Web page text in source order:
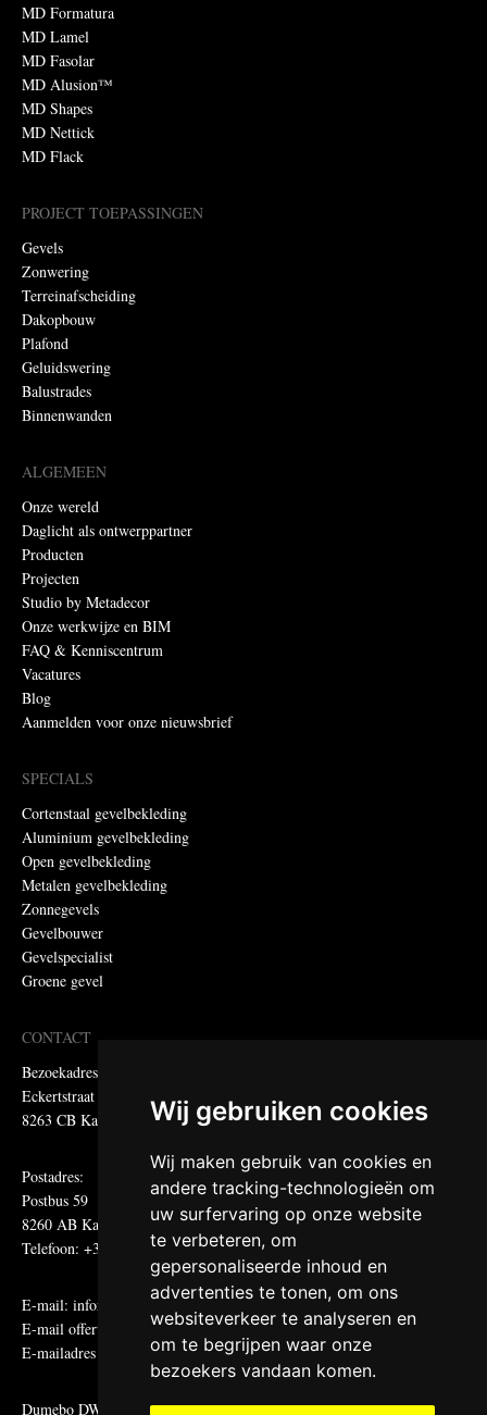
Wij gebruiken cookies
Wij maken gebruik van cookies en
andere tracking-technologieën om
uw surfervaring op onze website
te verbeteren, om
gepersonaliseerde inhoud en
advertenties te tonen, om ons
websiteverkeer te analyseren en
om te begrijpen waar onze
bezoekers vandaan komen.
MD Formatura
MD Lamel
MD Fasolar
MD Alusion™
MD Shapes
MD Nettick
MD Flack
PROJECT TOEPASSINGEN
Gevels
Zonwering
Terreinafscheiding
Dakopbouw
Plafond
Geluidswering
Balustrades
Binnenwanden
ALGEMEEN
Onze wereld
Daglicht als ontwerppartner
Producten
Projecten
Studio by Metadecor
Onze werkwijze en BIM
FAQ & Kenniscentrum
Vacatures
Blog
Aanmelden voor onze nieuwsbrief
SPECIALS
Cortenstaal gevelbekleding
Aluminium gevelbekleding
Open gevelbekleding
Metalen gevelbekleding
Zonnegevels
Gevelbouwer
Gevelspecialist
Groene gevel
CONTACT
Bezoekadres:
Eckertstraat 75
8263 CB Kampen
Postadres:
Postbus 59
8260 AB Kampen
Telefoon: +31 (0)38 331 81 81
E-mail: informatie@metadecor.nl
E-mail offertes:
calculatie@metadecor.nl
E-mailadres administratie:facturen@metadecor.nl
Dumebo DWS voorwaarden